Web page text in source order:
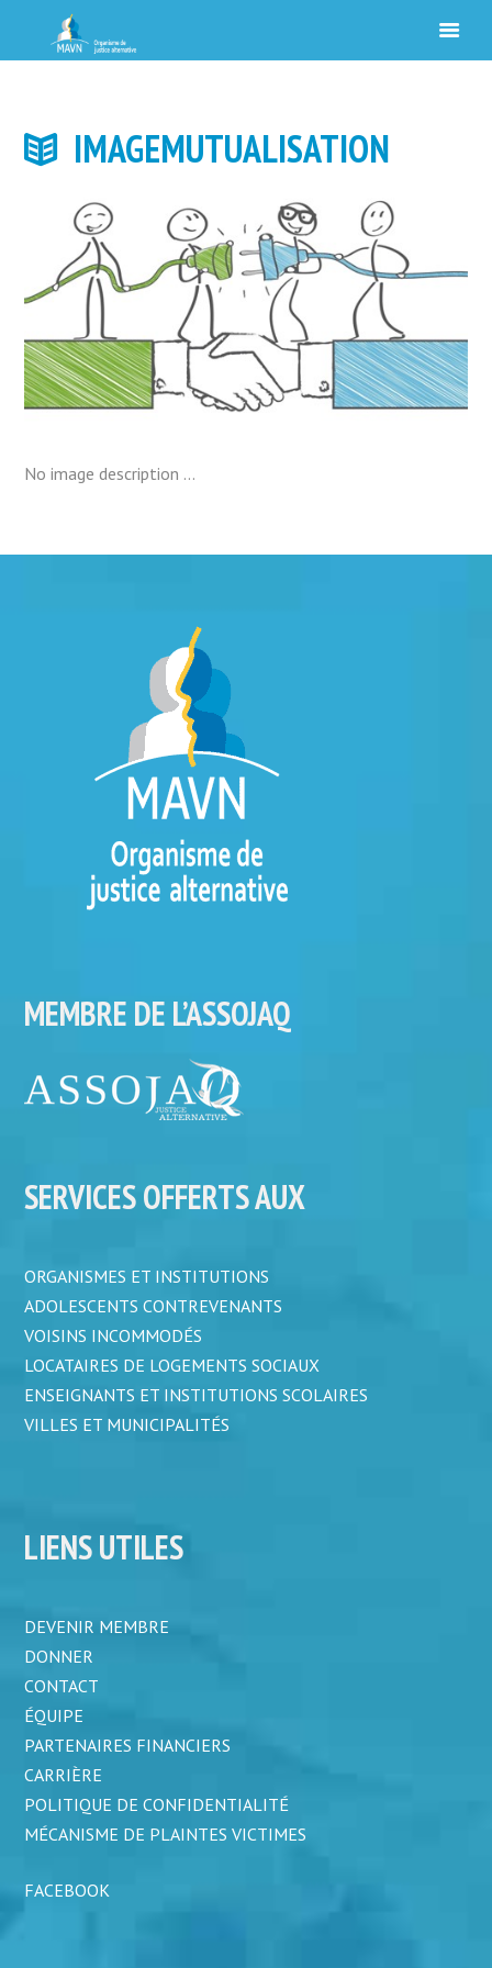
IMAGEMUTUALISATION
No image description ...
MEMBRE DE L’ASSOJAQ
SERVICES OFFERTS AUX
ORGANISMES ET INSTITUTIONS
ADOLESCENTS CONTREVENANTS
VOISINS INCOMMODÉS
LOCATAIRES DE LOGEMENTS SOCIAUX
ENSEIGNANTS ET INSTITUTIONS SCOLAIRES
VILLES ET MUNICIPALITÉS
LIENS UTILES
DEVENIR MEMBRE
DONNER
CONTACT
ÉQUIPE
PARTENAIRES FINANCIERS
CARRIÈRE
POLITIQUE DE CONFIDENTIALITÉ
MÉCANISME DE PLAINTES VICTIMES
FACEBOOK